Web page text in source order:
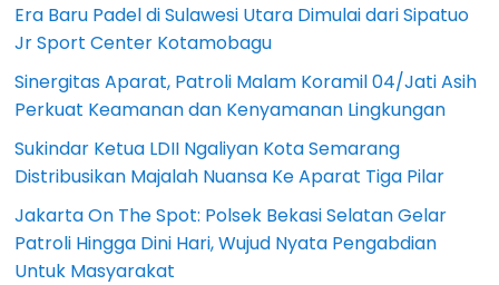
Era Baru Padel di Sulawesi Utara Dimulai dari Sipatuo
Jr Sport Center Kotamobagu
Sinergitas Aparat, Patroli Malam Koramil 04/Jati Asih
Perkuat Keamanan dan Kenyamanan Lingkungan
Sukindar Ketua LDII Ngaliyan Kota Semarang
Distribusikan Majalah Nuansa Ke Aparat Tiga Pilar
Jakarta On The Spot: Polsek Bekasi Selatan Gelar
Patroli Hingga Dini Hari, Wujud Nyata Pengabdian
Untuk Masyarakat